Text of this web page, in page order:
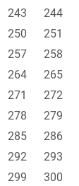
243 244
250 251
257 258
264 265
271 272
278 279
285 286
292 293
299 300